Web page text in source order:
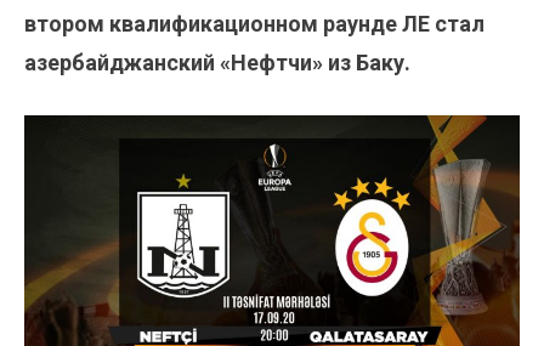
втором квалификационном раунде ЛЕ стал
азербайджанский «Нефтчи» из Баку.